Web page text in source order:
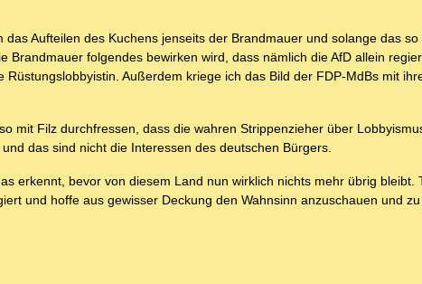
Aufteilen des Kuchens jenseits der Brandmauer und solange das
Brandmauer folgendes bewirken wird, dass nämlich die AfD allein
Außerdem kriege ich das Bild der FDP-MdBs mit
mit Filz durchfressen, dass die wahren Strippenzieher über
das sind nicht die Interessen des deutschen Bürgers.
erkennt, bevor von diesem Land nun wirklich nichts mehr übrig bleibt.
und hoffe aus gewisser Deckung den Wahnsinn anzuschauen und